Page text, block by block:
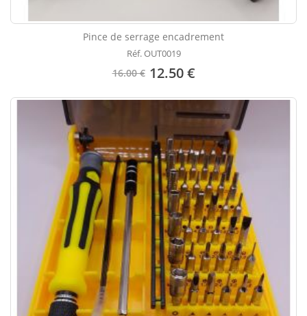
Pince de serrage encadrement
Réf. OUT0019
16.00 € 12.50 €